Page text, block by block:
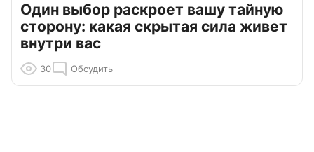
Один выбор раскроет вашу тайную
сторону: какая скрытая сила живет
внутри вас
30 Обсудить